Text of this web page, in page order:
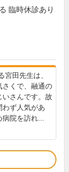
臨時休診あり
宮田先生は、
さくで、融通の
いさんです。故
わず人気があ
院を訪れ...